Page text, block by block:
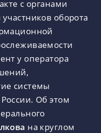
с органами
оборота
у оператора
системы
Об этом
на круглом